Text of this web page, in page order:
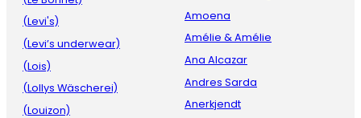
(Levi's)
(Levi’s underwear)
(Lois)
(Lollys Wäscherei)
(Louizon)
Amoena
Amélie & Amélie
Ana Alcazar
Andres Sarda
Anerkjendt